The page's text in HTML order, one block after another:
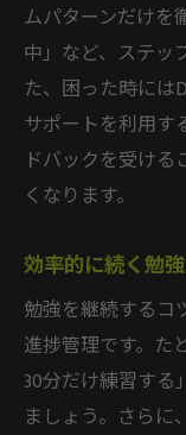
ムパターンだけを
中」など、ステッ
た、困った時には
サポートを利用す
ドバックを受け
くなります。
効率的に続く勉
勉強を継続するコ
進捗管理です。た
30分だけ練習する
ましょう。さらに